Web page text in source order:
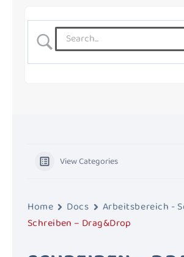
View Categories
Home Docs
Arbeitsbereich -
Schreiben – Drag&Drop